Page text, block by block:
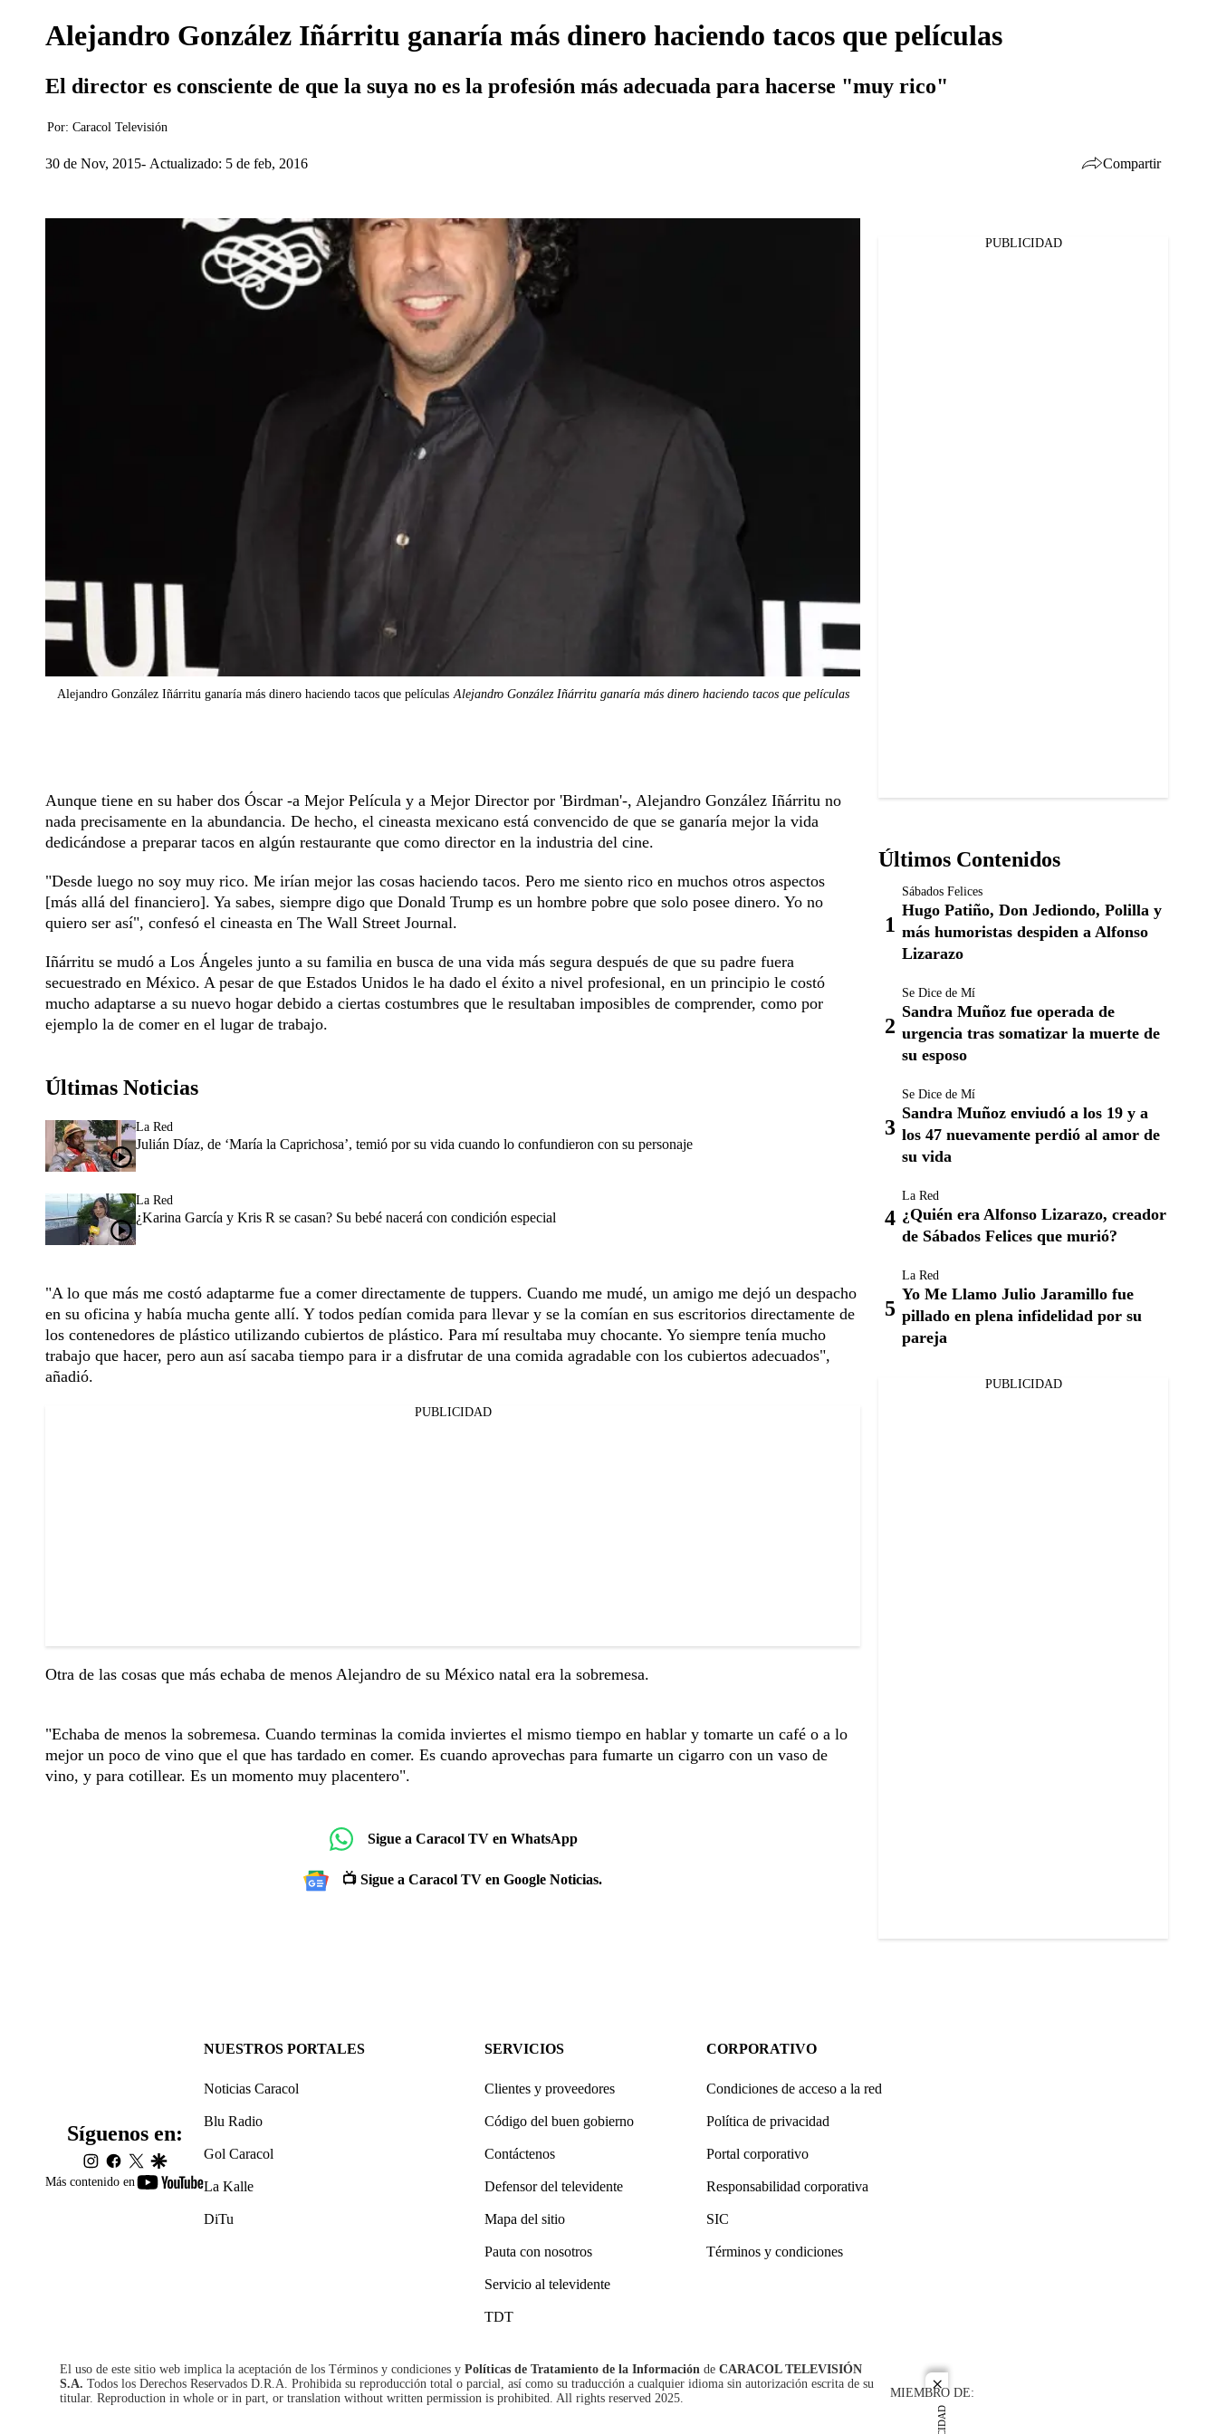
close
Alejandro González Iñárritu ganaría más dinero haciendo tacos que películas
El director es consciente de que la suya no es la profesión más adecuada para hacerse "muy rico"
Por: Caracol Televisión
30 de Nov, 2015 Actualizado: 5 de feb, 2016 Compartir
Alejandro González Iñárritu ganaría más dinero haciendo tacos que películas Alejandro González Iñárritu ganaría más dinero haciendo tacos que películas
Aunque tiene en su haber dos Óscar -a Mejor Película y a Mejor Director por 'Birdman'-, Alejandro González Iñárritu no
nada precisamente en la abundancia. De hecho, el cineasta mexicano está convencido de que se ganaría mejor la vida
dedicándose a preparar tacos en algún restaurante que como director en la industria del cine.
"Desde luego no soy muy rico. Me irían mejor las cosas haciendo tacos. Pero me siento rico en muchos otros aspectos
[más allá del financiero]. Ya sabes, siempre digo que Donald Trump es un hombre pobre que solo posee dinero. Yo no
quiero ser así", confesó el cineasta en The Wall Street Journal.
Iñárritu se mudó a Los Ángeles junto a su familia en busca de una vida más segura después de que su padre fuera
secuestrado en México. A pesar de que Estados Unidos le ha dado el éxito a nivel profesional, en un principio le costó
mucho adaptarse a su nuevo hogar debido a ciertas costumbres que le resultaban imposibles de comprender, como por
ejemplo la de comer en el lugar de trabajo.
Últimas Noticias
La Red
Julián Díaz, de ‘María la Caprichosa’, temió por su vida cuando lo confundieron con su personaje
La Red
¿Karina García y Kris R se casan? Su bebé nacerá con condición especial
"A lo que más me costó adaptarme fue a comer directamente de tuppers. Cuando me mudé, un amigo me dejó un despacho
en su oficina y había mucha gente allí. Y todos pedían comida para llevar y se la comían en sus escritorios directamente de
los contenedores de plástico utilizando cubiertos de plástico. Para mí resultaba muy chocante. Yo siempre tenía mucho
trabajo que hacer, pero aun así sacaba tiempo para ir a disfrutar de una comida agradable con los cubiertos adecuados",
añadió.
PUBLICIDAD
Otra de las cosas que más echaba de menos Alejandro de su México natal era la sobremesa.
"Echaba de menos la sobremesa. Cuando terminas la comida inviertes el mismo tiempo en hablar y tomarte un café o a lo
mejor un poco de vino que el que has tardado en comer. Es cuando aprovechas para fumarte un cigarro con un vaso de
vino, y para cotillear. Es un momento muy placentero".
Sigue a Caracol TV en WhatsApp
📺 Sigue a Caracol TV en Google Noticias.
PUBLICIDAD
Últimos Contenidos
Sábados Felices
Hugo Patiño, Don Jediondo, Polilla y
más humoristas despiden a Alfonso
Lizarazo
Se Dice de Mí
Sandra Muñoz fue operada de
urgencia tras somatizar la muerte de
su esposo
Se Dice de Mí
Sandra Muñoz enviudó a los 19 y a
los 47 nuevamente perdió al amor de
su vida
La Red
¿Quién era Alfonso Lizarazo, creador
de Sábados Felices que murió?
La Red
Yo Me Llamo Julio Jaramillo fue
pillado en plena infidelidad por su
pareja
PUBLICIDAD
Más contenido en
youtube-
Síguenos en:
instagram
facebook
twittergoogle
NUESTROS PORTALES
Noticias Caracol
Blu Radio
Gol Caracol
La Kalle
DiTu
SERVICIOS
Clientes y proveedores
Código del buen gobierno
Contáctenos
Defensor del televidente
Mapa del sitio
Pauta con nosotros
Servicio al televidente
TDT
CORPORATIVO
Condiciones de acceso a la red
Política de privacidad
Portal corporativo
Responsabilidad corporativa
SIC
Términos y condiciones
El uso de este sitio web implica la aceptación de los Términos y condiciones y Políticas de Tratamiento de la Información de CARACOL TELEVISIÓN
S.A. Todos los Derechos Reservados D.R.A. Prohibida su reproducción total o parcial, así como su traducción a cualquier idioma sin autorización escrita de su
titular. Reproduction in whole or in part, or translation without written permission is prohibited. All rights reserved 2025.
MIEMBRO DE: